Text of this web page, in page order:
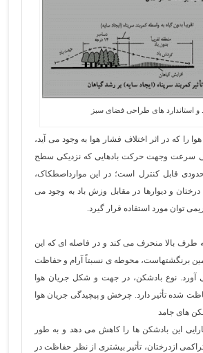
و استاندارد های طراحی فضای سبز
را که در اثر اختلاف فشار هوا به وجود می آید،
ولی سرعت وجهت حرکت بادهایی که نزدیکی سطح
حدودی قابل کنترل است؛ در این موارداصطکاک،
و دیوارها در مقابل وزش باد به وجود می
توان مورد استفاده قرار گیرد.
طرف بالا منحرف می کند و در فاصله ای که این
برنگشتهاست، محوطه ی نسبتاً آرام و حفاظت
آورد. نوع بادشکن، در جهت و شکل جریان هوا
شده تأثیر دارد. چرخش و پیچیدگی جریان هوا
های جامد
کارایی این بادشکن ها را کاهش می دهد و به طور
ازدرختان، تأثیر بیشتری از نظر حفاظت در